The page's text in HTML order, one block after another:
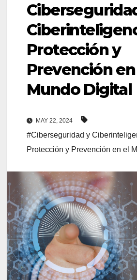
Protección y
Prevención
Mundo Digital
MAY 22, 2024
#Ciberseguridad y
Protección y Prevención en el